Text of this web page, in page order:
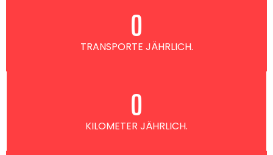
TRANSPORTE JÄHRLICH.
0
KILOMETER JÄHRLICH.
0